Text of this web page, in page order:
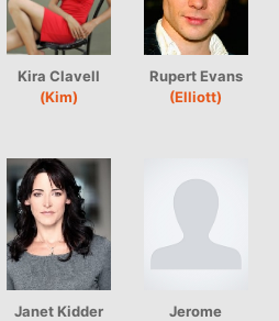
Kira Clavell
(Kim)
Rupert Evans
(Elliott)
Janet Kidder
Jerome